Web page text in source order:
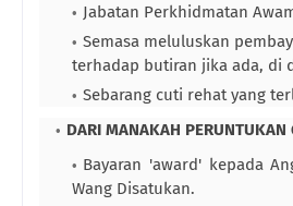
Jabatan Perkhidmatan
Semasa meluluskan
terhadap butiran jika ada, di
Sebarang cuti rehat yang
DARI MANAKAH PERUNTUKAN
Bayaran 'award' kepada
Wang Disatukan.